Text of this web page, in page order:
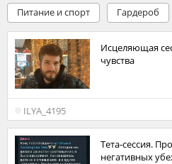
Питание и спорт Гардероб
Исцеляющая сессия - высвобождение
чувства
ILYA_4195
Тета-сессия. Проработка страхов и
негативных